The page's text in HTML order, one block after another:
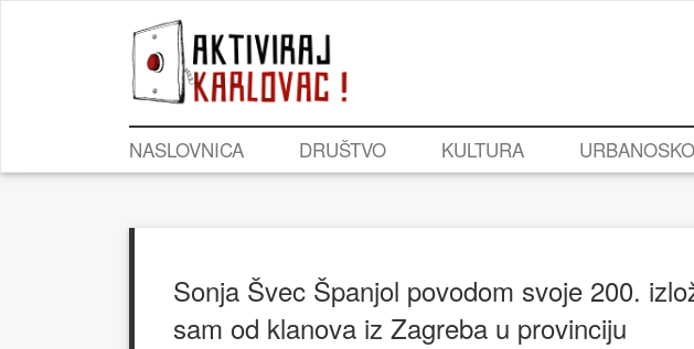
NASLOVNICA DRUŠTVO KULTURA
Sonja Švec Španjol povodom svoje 200.
sam od klanova iz Zagreba u provinciju